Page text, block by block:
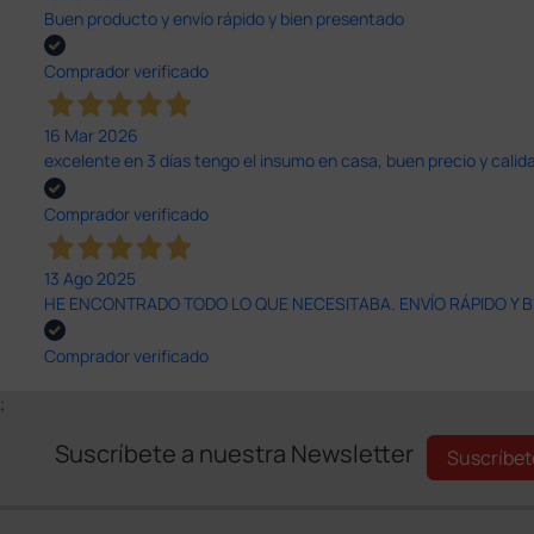
Buen producto y envío rápido y bien presentado
Comprador verificado
16 Mar 2026
excelente en 3 días tengo el insumo en casa, buen precio y
Comprador verificado
13 Ago 2025
HE ENCONTRADO TODO LO QUE NECESITABA. ENVÍO RÁPIDO Y
Comprador verificado
;
Suscríbete a nuestra Newsletter